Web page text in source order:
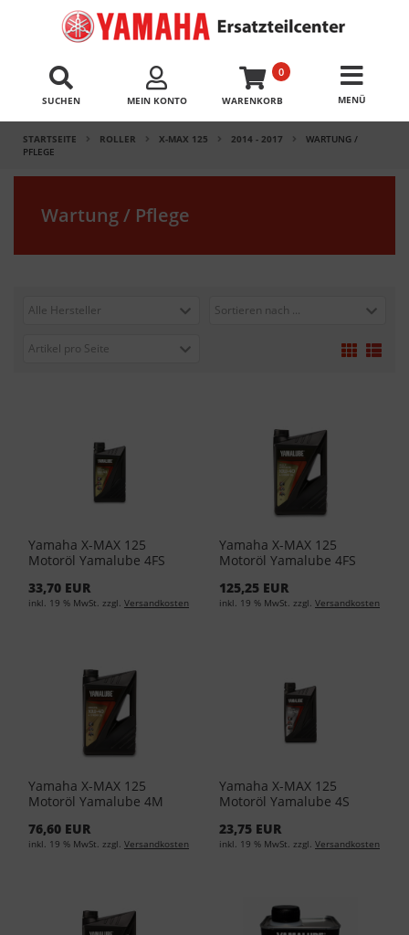
SUCHEN MEIN KONTO
0
WARENKORB
STARTSEITE ROLLER X-MAX 125 2014 - 2017
WARTUNG /
PFLEGE
Wartung / Pflege
Alle Hersteller Sortieren nach ...
Artikel pro Seite
Yamaha X-MAX 125
Motoröl Yamalube 4FS
01-04 (EUR 25,95L)
33,70 EUR
inkl. 19 % MwSt. zzgl. Versandkosten
Yamaha X-MAX 125
Motoröl Yamalube 4FS
04-05 (EUR 24,13/L)
125,25 EUR
inkl. 19 % MwSt. zzgl. Versandkosten
Yamaha X-MAX 125
Motoröl Yamalube 4M
04-04 (EUR 14,49/L)
76,60 EUR
inkl. 19 % MwSt. zzgl. Versandkosten
Yamaha X-MAX 125
Motoröl Yamalube 4S
01-04 (EUR 17,95/L)
23,75 EUR
inkl. 19 % MwSt. zzgl. Versandkosten